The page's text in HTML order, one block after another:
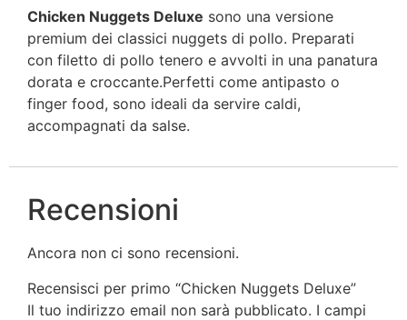
Chicken Nuggets Deluxe sono una versione
premium dei classici nuggets di pollo. Preparati
con filetto di pollo tenero e avvolti in una panatura
dorata e croccante.Perfetti come antipasto o
finger food, sono ideali da servire caldi,
accompagnati da salse.
Recensioni
Ancora non ci sono recensioni.
Recensisci per primo “Chicken Nuggets Deluxe”
Il tuo indirizzo email non sarà pubblicato. I campi